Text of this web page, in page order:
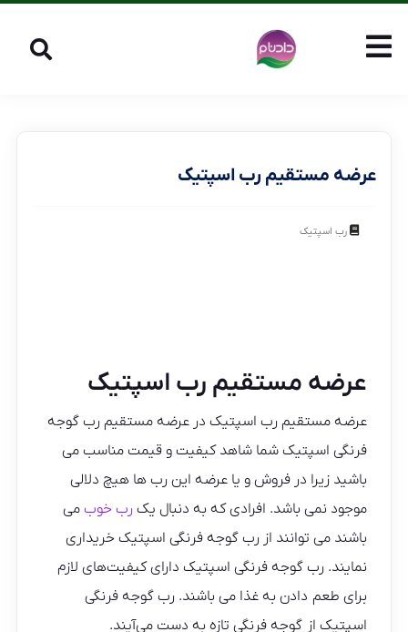
عرضه مستقیم رب اسپتیک
رب اسپتیک
عرضه مستقیم رب اسپتیک
عرضه مستقیم رب اسپتیک در عرضه مستقیم رب گوجه
فرنگی اسپتیک شما شاهد کیفیت و قیمت مناسب می
باشید زیرا در فروش و یا عرضه این رب ها هیچ دلالی
موجود نمی باشد. افرادی که به دنبال یک رب خوب می
باشند می توانند از رب گوجه فرنگی اسپتیک خریداری
نمایند. رب گوجه فرنگی اسپتیک دارای کیفیت‌های لازم
برای طعم دادن به غذا می باشند. رب گوجه فرنگی
اسپتیک از گوجه‌ فرنگی تازه به دست می‌آیند.